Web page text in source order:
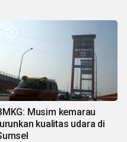
Musim kemarau
kualitas udara di